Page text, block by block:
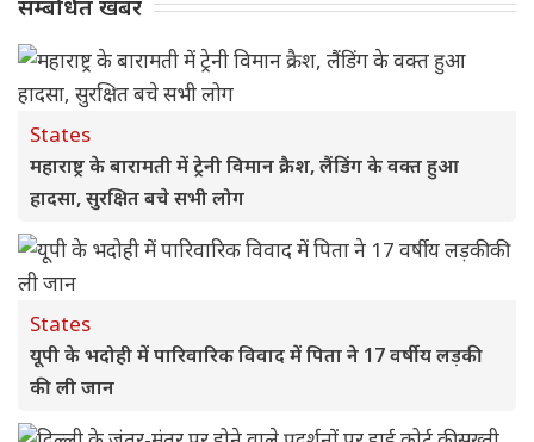
सम्बंधित खबर
States
महाराष्ट्र के बारामती में ट्रेनी विमान क्रैश, लैंडिंग के वक्त हुआ
हादसा, सुरक्षित बचे सभी लोग
States
यूपी के भदोही में पारिवारिक विवाद में पिता ने 17 वर्षीय लड़की
की ली जान